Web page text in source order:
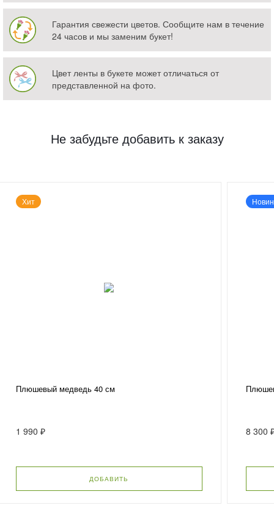
Гарантия свежести цветов. Сообщите нам в течение
24 часов и мы заменим букет!
Цвет ленты в букете может отличаться от
представленной на фото.
Не забудьте добавить к заказу
Хит
Плюшевый медведь 40 см
1 990 ₽
ДОБАВИТЬ
8 300